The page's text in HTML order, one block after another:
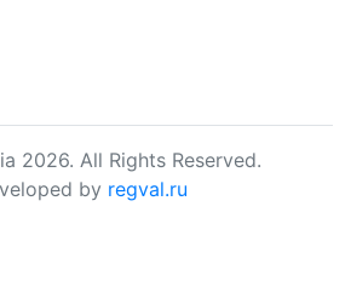
2026. All Rights Reserved.
by regval.ru